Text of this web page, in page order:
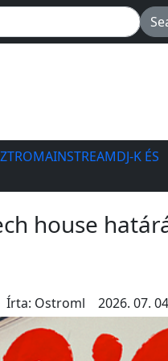
MAINSTREAMDJ-K ÉS
house
Írta: Ostroml 2026. 07.